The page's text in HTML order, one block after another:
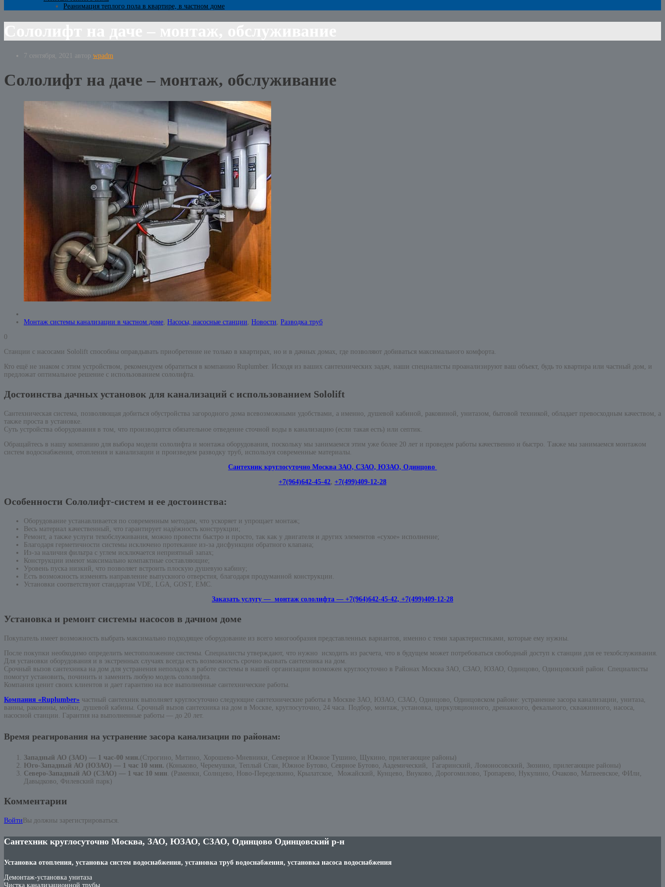
Реанимация теплого пола в квартире, в частном доме
7 сентября, 2021 автор wpadm
Сололифт на даче – монтаж, обслуживание
Монтаж системы канализации в частном доме, Насосы, насосные станции, Новости, Разводка труб
0
Станции с насосами Sololift способны оправдывать приобретение не только в квартирах, но и в дачных домах, где позволяют добиваться максимального комфорта.
Кто ещё не знаком с этим устройством, рекомендуем обратиться в компанию Ruplumber. Исходя из ваших сантехнических задач, наши специалисты проанализируют ваш объект, будь то квартира или частный дом, и
предложат оптимальное решение с использованием сололифта.
Достоинства дачных установок для канализаций с использованием Sololift
Сантехническая система, позволяющая добиться обустройства загородного дома всевозможными удобствами, а именно, душевой кабиной, раковиной, унитазом, бытовой техникой, обладает превосходным качеством, а
также проста в установке.
Суть устройства оборудования в том, что производится обязательное отведение сточной воды в канализацию (если такая есть) или септик.
Обращайтесь в нашу компанию для выбора модели сололифта и монтажа оборудования, поскольку мы занимаемся этим уже более 20 лет и проведем работы качественно и быстро. Также мы занимаемся монтажом
систем водоснабжения, отопления и канализации и произведем разводку труб, используя современные материалы.
Сантехник круглосуточно Москва ЗАО, СЗАО, ЮЗАО, Одинцово
+7(964)642-45-42, +7(499)409-12-28
Особенности Сололифт-систем и ее достоинства:
Оборудование устанавливается по современным методам, что ускоряет и упрощает монтаж;
Весь материал качественный, что гарантирует надёжность конструкции;
Ремонт, а также услуги техобслуживания, можно провести быстро и просто, так как у двигателя и других элементов «сухое» исполнение;
Благодаря герметичности системы исключено протекание из-за дисфункции обратного клапана;
Из-за наличия фильтра с углем исключается неприятный запах;
Конструкции имеют максимально компактные составляющие;
Уровень пуска низкий, что позволяет встроить плоскую душевую кабину;
Есть возможность изменять направление выпускного отверстия, благодаря продуманной конструкции.
Установки соответствуют стандартам VDE, LGA, GOST, EMC.
Заказать услугу — монтаж сололифта — +7(964)642-45-42, +7(499)409-12-28
Установка и ремонт системы насосов в дачном доме
Покупатель имеет возможность выбрать максимально подходящее оборудование из всего многообразия представленных вариантов, именно с теми характеристиками, которые ему нужны.
После покупки необходимо определить местоположение системы. Специалисты утверждают, что нужно исходить из расчета, что в будущем может потребоваться свободный доступ к станции для ее техобслуживания.
Для установки оборудования и в экстренных случаях всегда есть возможность срочно вызвать сантехника на дом.
Срочный вызов сантехника на дом для устранения неполадок в работе системы в нашей организации возможен круглосуточно в Районах Москва ЗАО, СЗАО, ЮЗАО, Одинцово, Одинцовский район. Специалисты
помогут установить, починить и заменить любую модель сололифта.
Компания ценит своих клиентов и дает гарантию на все выполненные сантехнические работы.
Компания «Ruplumber» частный сантехник выполняет круглосуточно следующие сантехнические работы в Москве ЗАО, ЮЗАО, СЗАО, Одинцово, Одинцовском районе: устранение засора канализации, унитаза,
ванны, раковины, мойки, душевой кабины. Срочный вызов сантехника на дом в Москве, круглосуточно, 24 часа. Подбор, монтаж, установка, циркуляционного, дренажного, фекального, скважинного, насоса,
насосной станции. Гарантия на выполненные работы — до 20 лет.
Время реагирования на устранение засора канализации по районам:
Западный АО (ЗАО) — 1 час-00 мин.(Строгино, Митино, Хорошево-Мневники, Северное и Южное Тушино, Щукино, прилегающие районы)
Юго-Западный АО (ЮЗАО) — 1 час 10 мин. (Коньково, Черемушки, Теплый Стан, Южное Бутово, Севрное Бутово, Аадемический, Гагаринский, Ломоносовский, Зюзино, прилегающие районы)
Северо-Западный АО (СЗАО) — 1 час 10 мин . (Раменки, Солнцево, Ново-Переделкино, Крылатское, Можайский, Кунцево, Внуково, Дорогомилово, Тропарево, Нукулино, Очаково, Матвеевское, ФИли,
Давыдково, Филевский парк)
Комментарии
Войти Вы должны зарегистрироваться.
Сантехник круглосуточно Москва, ЗАО, ЮЗАО, СЗАО, Одинцово Одинцовский р-н
Установка отопления, установка систем водоснабжения, установка труб водоснабжения, установка насоса водоснабжения
Демонтаж-установка унитаза
Чистка канализационной трубы